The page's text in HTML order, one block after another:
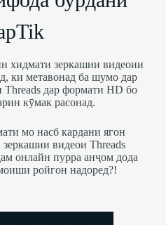
хидмати зеркашии видеоии
ки метавонад ба шумо дар
Threads дар формати HD бо
кӯмак расонад.
мо насб кардани ягон
видеои Threads
онлайн пурра анҷом дода
ройгон надоред?!